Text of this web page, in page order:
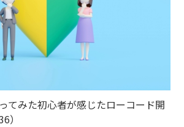
てみた初心者が感じたローコード開
）